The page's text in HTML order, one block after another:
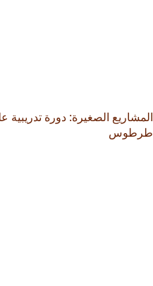
المشاريع الصغيرة: دورة تدريبية
طرطوس